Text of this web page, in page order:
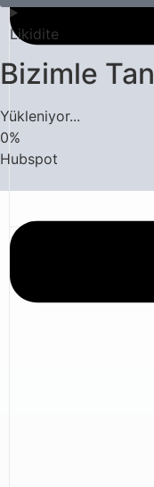
Likidite
Bizimle
Yükleniyor...
0%
Hubspot